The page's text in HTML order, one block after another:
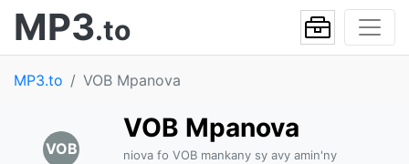
MP3.to
MP3.to VOB Mpanova
VOB
VOB Mpanova
niova fo VOB mankany sy avy amin'ny